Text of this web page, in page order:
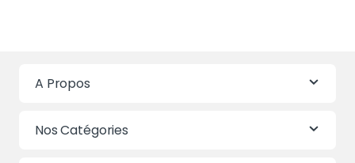
A Propos
Nos Catégories